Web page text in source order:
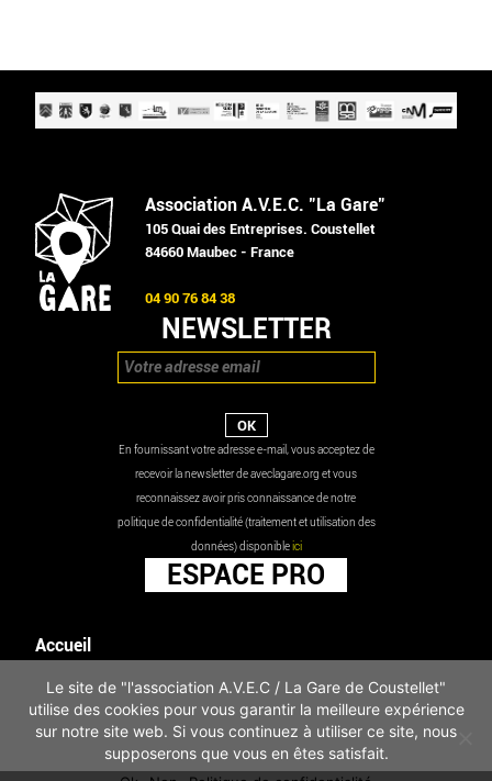
Association A.V.E.C. "La Gare"
105 Quai des Entreprises. Coustellet
84660 Maubec - France
04 90 76 84 38
NEWSLETTER
En fournissant votre adresse e-mail, vous acceptez de
recevoir la newsletter de aveclagare.org et vous
reconnaissez avoir pris connaissance de notre
politique de confidentialité (traitement et utilisation des
données) disponibleici
ESPACE PRO
Accueil
Les actualités
Mentions légales
Infos pratiques
Politique de confidentialité
Le site de "l'association A.V.E.C / La Gare de Coustellet"
utilise des cookies pour vous garantir la meilleure expérience
sur notre site web. Si vous continuez à utiliser ce site, nous
supposerons que vous en êtes satisfait.